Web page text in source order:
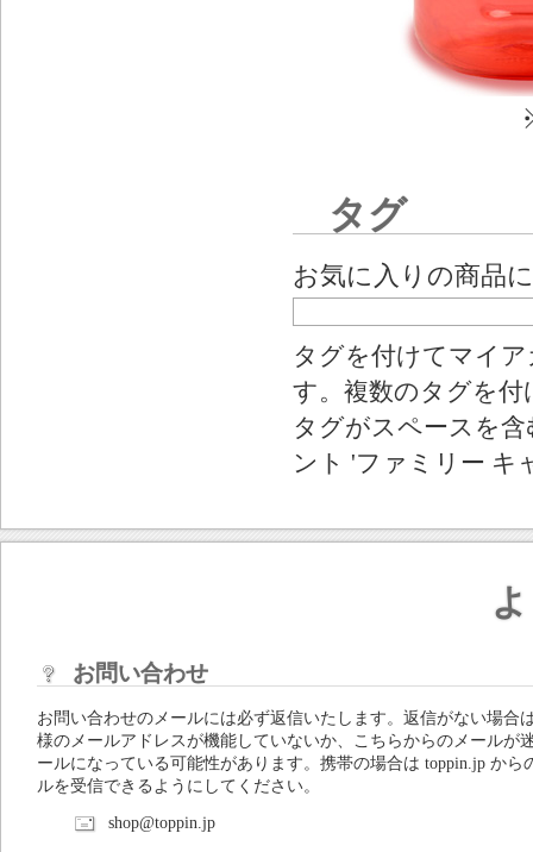
タグ
お気に入りの商品
タグを付けてマイ
す。複数のタグを
タグがスペースを
ント 'ファミリー キ
お問い合わせ
お問い合わせのメールには必ず返信いたします。返信がない場合
様のメールアドレスが機能していないか、こちらからのメールが
ールになっている可能性があります。携帯の場合は toppin.jp から
ルを受信できるようにしてください。
shop@toppin.jp